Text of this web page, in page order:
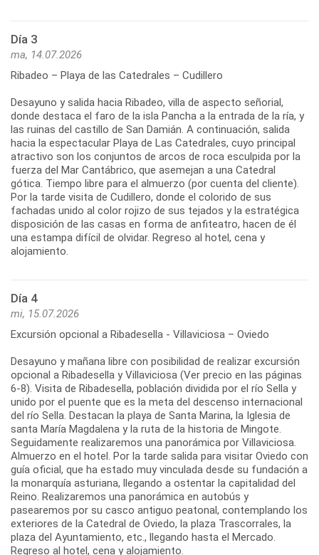
Día 3
ma, 14.07.2026
Ribadeo – Playa de las Catedrales – Cudillero
Desayuno y salida hacia Ribadeo, villa de aspecto señorial,
donde destaca el faro de la isla Pancha a la entrada de la ría, y
las ruinas del castillo de San Damián. A continuación, salida
hacia la espectacular Playa de Las Catedrales, cuyo principal
atractivo son los conjuntos de arcos de roca esculpida por la
fuerza del Mar Cantábrico, que asemejan a una Catedral
gótica. Tiempo libre para el almuerzo (por cuenta del cliente).
Por la tarde visita de Cudillero, donde el colorido de sus
fachadas unido al color rojizo de sus tejados y la estratégica
disposición de las casas en forma de anfiteatro, hacen de él
una estampa difícil de olvidar. Regreso al hotel, cena y
alojamiento.
Día 4
mi, 15.07.2026
Excursión opcional a Ribadesella - Villaviciosa – Oviedo
Desayuno y mañana libre con posibilidad de realizar excursión
opcional a Ribadesella y Villaviciosa (Ver precio en las páginas
6-8). Visita de Ribadesella, población dividida por el río Sella y
unido por el puente que es la meta del descenso internacional
del río Sella. Destacan la playa de Santa Marina, la Iglesia de
santa María Magdalena y la ruta de la historia de Mingote.
Seguidamente realizaremos una panorámica por Villaviciosa.
Almuerzo en el hotel. Por la tarde salida para visitar Oviedo con
guía oficial, que ha estado muy vinculada desde su fundación a
la monarquía asturiana, llegando a ostentar la capitalidad del
Reino. Realizaremos una panorámica en autobús y
pasearemos por su casco antiguo peatonal, contemplando los
exteriores de la Catedral de Oviedo, la plaza Trascorrales, la
plaza del Ayuntamiento, etc., llegando hasta el Mercado.